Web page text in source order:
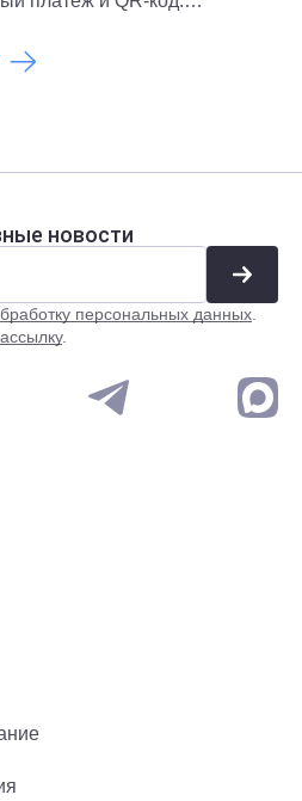
новости
персональных данных
.